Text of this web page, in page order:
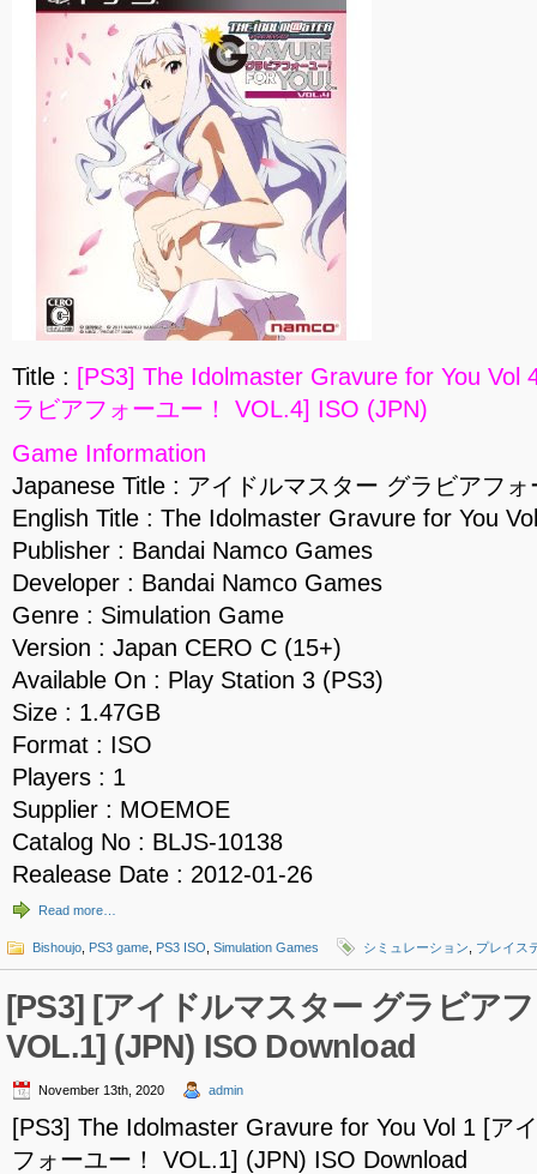
Title : [PS3] The Idolmaster Gravure for You Vol
ラビアフォーユー！ VOL.4] ISO (JPN)
Game Information
Japanese Title : アイドルマスター グラビアフ
English Title : The Idolmaster Gravure for You
Publisher : Bandai Namco Games
Developer : Bandai Namco Games
Genre : Simulation Game
Version : Japan CERO C (15+)
Available On : Play Station 3 (PS3)
Size : 1.47GB
Format : ISO
Players : 1
Supplier : MOEMOE
Catalog No : BLJS-10138
Realease Date : 2012-01-26
Read more…
Bishoujo PS3 game PS3 ISO Simulation Games シミュレーション プレイス
[PS3] [アイドルマスター グラビア
VOL.1] (JPN) ISO Download
November 13th, 2020 admin
[PS3] The Idolmaster Gravure for You Vol 1 [ア
フォーユー！ VOL.1] (JPN) ISO Download